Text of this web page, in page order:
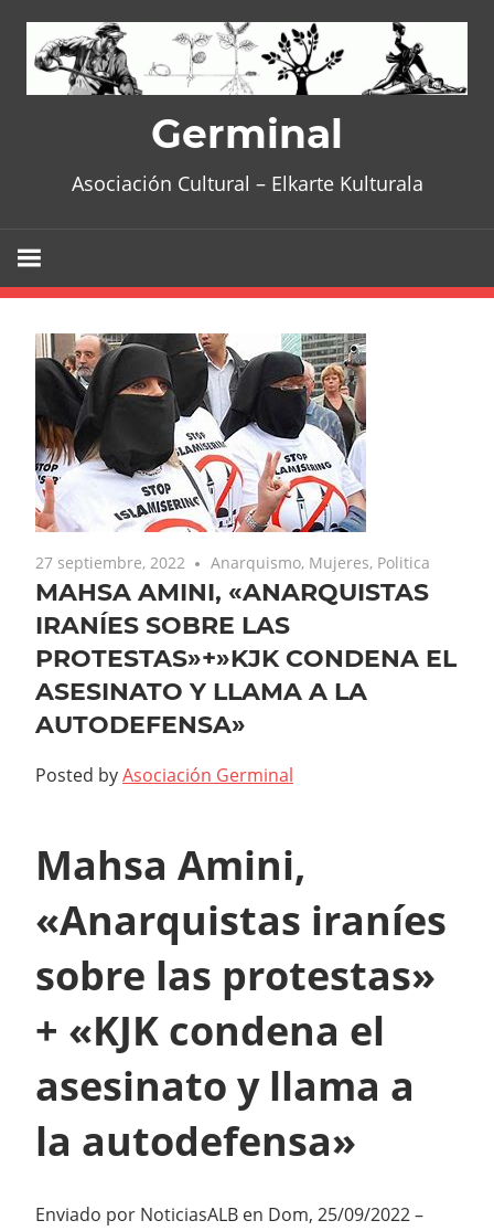
content
Germinal
Asociación Cultural – Elkarte Kulturala
27 septiembre, 2022 Anarquismo, Mujeres, Politica
MAHSA AMINI, «ANARQUISTAS
IRANÍES SOBRE LAS
PROTESTAS»+»KJK CONDENA EL
ASESINATO Y LLAMA A LA
AUTODEFENSA»
Posted byAsociación Germinal
Mahsa Amini,
«Anarquistas iraníes
sobre las protestas»
+ «KJK condena el
asesinato y llama a
la autodefensa»
Enviado por NoticiasALB en Dom, 25/09/2022 –